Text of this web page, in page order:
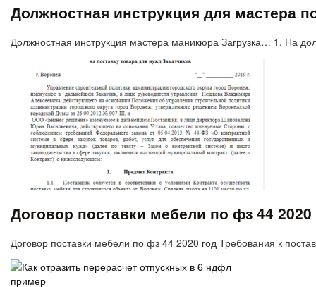
Должностная инструкция для мастера
Должностная инструкция мастера маникюра Загрузка… 1. На
Договор поставки мебели по фз 44 2020
Договор поставки мебели по фз 44 2020 год Требования к